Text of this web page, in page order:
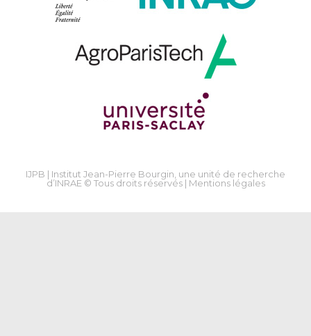
IJPB | Institut Jean-Pierre Bourgin, une unité de recherche
d’INRAE © Tous droits réservés | Mentions légales